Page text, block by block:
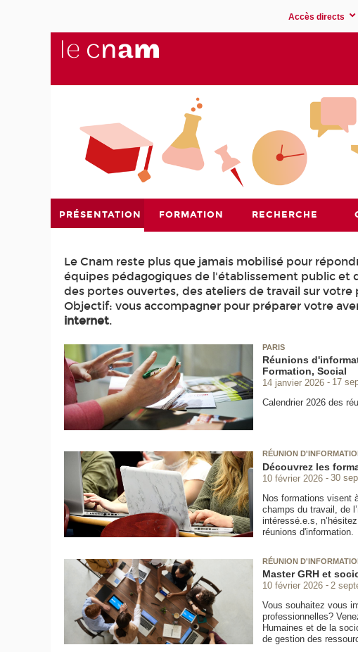
Accès directs
PRÉSENTATION FORMATION RECHERCHE
Le Cnam reste plus que jamais mobilisé pour
équipes pédagogiques de l'établissement public et
des portes ouvertes, des ateliers de travail sur
Objectif: vous accompagner pour préparer votre
internet.
PARIS
Réunions
Formation, Social
14 janvier 2026
17
Calendrier 2026 des
RÉUNION
Découvrez les
10 février 2026
30
Nos formations visent
champs du travail, de
intéressé.e.s,
réunions d'information.
RÉUNION
Master GRH et
10 février 2026 2
Vous souhaitez vous
professionnelles?
Humaines et de la
de gestion des